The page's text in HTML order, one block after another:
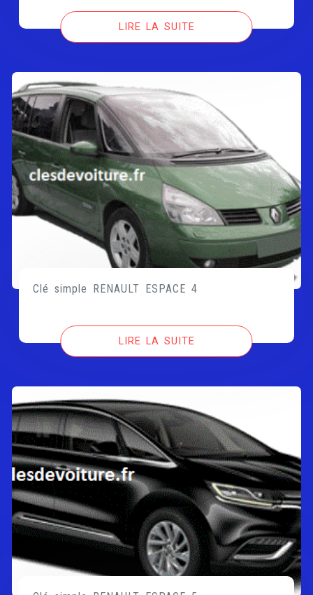
LIRE LA SUITE
Clé simple RENAULT ESPACE 4
LIRE LA SUITE